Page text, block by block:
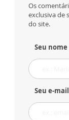
Os
exclusiva de
do site.
Seu nome
Seu e-mail